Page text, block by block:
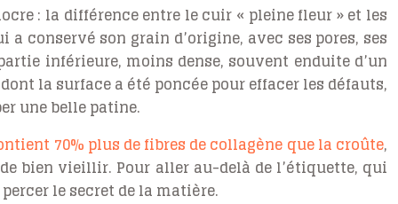
: la différence entre le cuir « pleine fleur » et les
conservé son grain d’origine, avec ses pores, ses
inférieure, moins dense, souvent enduite d’un
la surface a été poncée pour effacer les défauts,
une belle patine.
70% plus de fibres de collagène que la croûte,
bien vieillir. Pour aller au-delà de l’étiquette, qui
le secret de la matière.